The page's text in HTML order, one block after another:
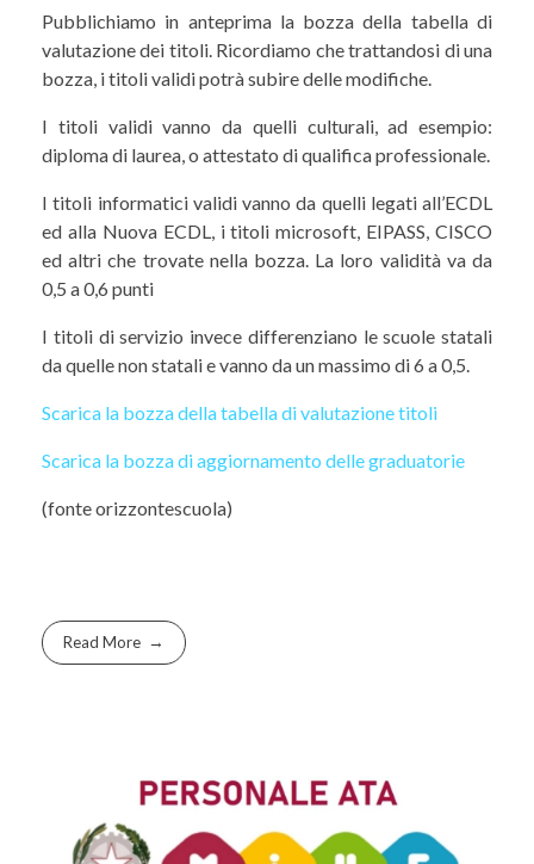
Pubblichiamo in anteprima la bozza della tabella di
valutazione dei titoli. Ricordiamo che trattandosi di una
bozza, i titoli validi potrà subire delle modifiche.
I titoli validi vanno da quelli culturali, ad esempio:
diploma di laurea, o attestato di qualifica professionale.
I titoli informatici validi vanno da quelli legati all’ECDL
ed alla Nuova ECDL, i titoli microsoft, EIPASS, CISCO
ed altri che trovate nella bozza. La loro validità va da
0,5 a 0,6 punti
I titoli di servizio invece differenziano le scuole statali
da quelle non statali e vanno da un massimo di 6 a 0,5.
Scarica la bozza della tabella di valutazione titoli
Scarica la bozza di aggiornamento delle graduatorie
(fonte orizzontescuola)
Read More